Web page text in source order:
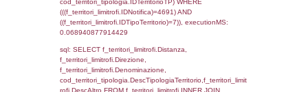
sql: SELECT f_territori_limitrofi.Distanza,
f_territori_limitrofi.Direzione,
f_territori_limitrofi.Denominazione,
f_territori_limitrofi.DescAltro,